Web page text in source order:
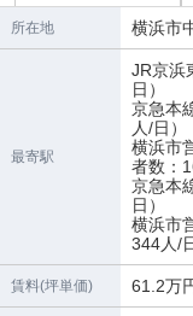
所在地 横浜市
最寄駅
JR京浜
日）
京急本
人/日）
横浜市
者数：
京急本
日）
横浜市
344人/
賃料(坪単価) 61.2万